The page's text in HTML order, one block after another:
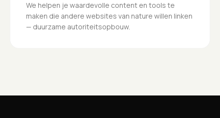
We helpen je waardevolle content en tools te
maken die andere websites van nature willen linken
— duurzame autoriteitsopbouw.